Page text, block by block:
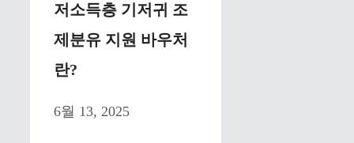
저소득층 기저귀 조
제분유 지원 바우처
란?
6월 13, 2025